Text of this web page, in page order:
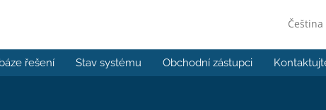
Čeština
řešení Stav systému Obchodní zástupci